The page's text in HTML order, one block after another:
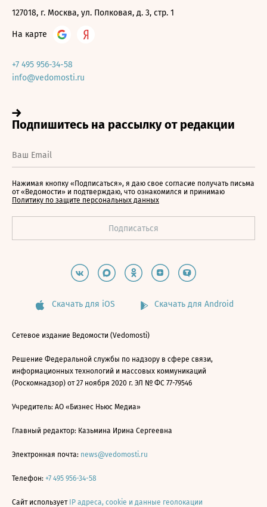
127018, г. Москва, ул. Полковая, д. 3, стр. 1
На карте
+7 495 956-34-58
info@vedomosti.ru
Нажимая кнопку «Подписаться», я даю свое согласие получать письма
от «Ведомости» и подтверждаю, что ознакомился и принимаю
Политику по защите персональных данных
Скачать для iOS Скачать для Android
Сетевое издание Ведомости (Vedomosti)
Решение Федеральной службы по надзору в сфере связи,
информационных технологий и массовых коммуникаций
(Роскомнадзор) от 27 ноября 2020 г. ЭЛ № ФС 77-79546
Учредитель: АО «Бизнес Ньюс Медиа»
Главный редактор: Казьмина Ирина Сергеевна
Электронная почта: news@vedomosti.ru
Телефон: +7 495 956-34-58
Сайт использует IP адреса, cookie и данные геолокации